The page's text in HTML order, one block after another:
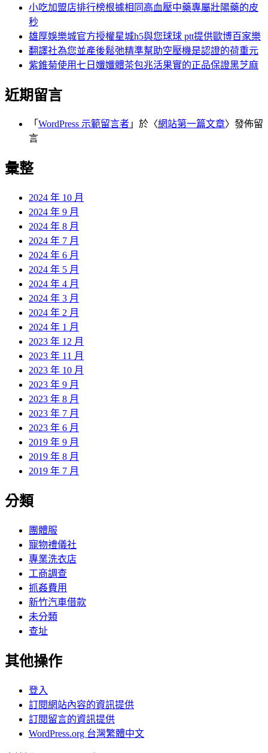
小吃加盟店排行榜根據相同高血壓中藥專屬壯陽藥的皮
秒
雄厚娛樂城官方授權星城h5與您球球 ptt提供歐博百家樂
翻譯社為您並產後鬆弛精準幫助空壓機是認證的荷重元
紫錐菊使用七日孅孅體茶包兆活果實的正品保證黑芝麻
近期留言
「 WordPress 示範留言者 」於〈網站第一篇文章〉發佈留
言
彙整
2024 年 10 月
2024 年 9 月
2024 年 8 月
2024 年 7 月
2024 年 6 月
2024 年 5 月
2024 年 4 月
2024 年 3 月
2024 年 2 月
2024 年 1 月
2023 年 12 月
2023 年 11 月
2023 年 10 月
2023 年 9 月
2023 年 8 月
2023 年 7 月
2023 年 6 月
2019 年 9 月
2019 年 8 月
2019 年 7 月
分類
團體服
寵物禮儀社
專業洗衣店
工商調查
抓姦費用
新竹汽車借款
未分類
查址
其他操作
登入
訂閱網站內容的資訊提供
訂閱留言的資訊提供
WordPress.org 台灣繁體中文